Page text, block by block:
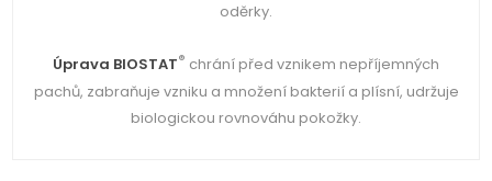
oděrky.
Úprava BIOSTAT® chrání před vznikem nepříjemných
pachů, zabraňuje vzniku a množení bakterií a plísní, udržuje
biologickou rovnováhu pokožky.